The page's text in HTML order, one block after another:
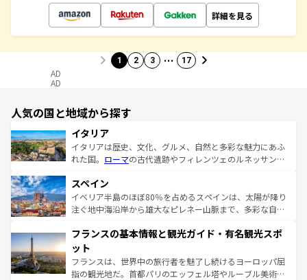
詳細を見る
1 2 3 … 17
AD
AD
人気の国と地域から探す
イタリア
イタリアは歴史、文化、グルメ、自然と多彩な魅力にあふ
れた国。 ローマの古代遺跡やフィレンツェのルネッサンス
ろん、トスカーナの美しい田園風景やアマルフィ海岸の絶
景など、自然景観も見逃せない。観光の合間には、本場の
ピザやパスタなど、絶品のイタリア料理を堪能することも
ませてくれるイタリアで、忘れられない旅をしてみよう！
なお、新着のイタリア情報は
しい。
スペイン
イベリア半島のほぼ80％を占めるスペインは、太陽が降り
注ぐ地中海沿岸から雄大なピレネー山脈まで、多彩な自然
文化が根付くこの国では、情熱的なフラメンコ、熱気あふ
れる闘牛、そして美味しいタパスが生活の一部となってい
る。首都マドリードの洗練された雰囲気や、バルセロナの
アートに溢れた街角から、地方では古代ローマ遺跡や中世
フランスの基本情報と観光ガイド・有名観光スポ
ット
フランスは、世界中の旅行者を魅了し続けるヨーロッパ屈
指の観光地だ。首都パリのエッフェル塔やルーブル美術館